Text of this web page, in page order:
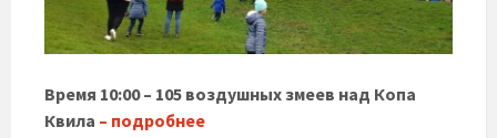
Время 10:00 – 105 воздушных змеев над Копа
Квила – подробнее